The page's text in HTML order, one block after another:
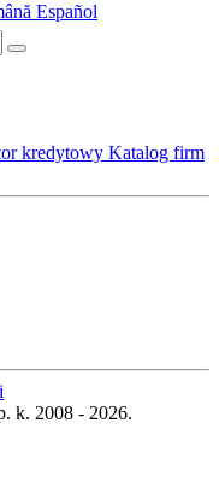
Español
kredytowy Katalog firm
k. 2008 - 2026.